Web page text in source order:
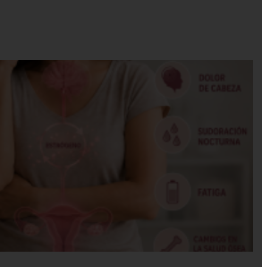
rendimiento
mis preferencias